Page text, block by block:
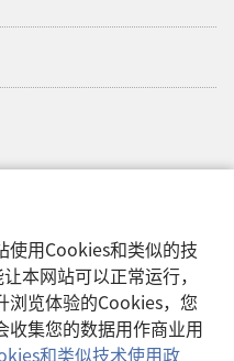
使用Cookies和类似的技
本网站可以正常运行，
浏览体验的Cookies，您
收集您的数据用作商业用
和类似技术使用政